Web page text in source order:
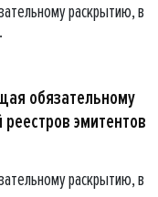
раскрытию, в
обязательному
эмитентов
раскрытию, в